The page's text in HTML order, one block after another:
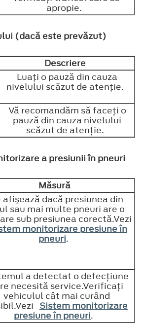
apropie.
(dacă este prevăzut)
Descriere
Luaţi o pauză din cauza
nivelului scăzut de atenţie.
Vă recomandăm să faceţi o
pauză din cauza nivelului
scăzut de atenţie.
a presiunii în pneuri
Măsură
afişează dacă presiunea din
sau mai multe pneuri are o
sub presiunea corectă.Vezi
monitorizare presiune în
pneuri.
a detectat o defecţiune
necesită service.Verificaţi
vehiculul cât mai curând
Sistem monitorizare
presiune în pneuri.